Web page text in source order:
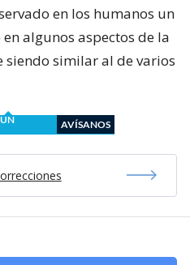
en los humanos un
algunos aspectos de la
similar al de varios
AVÍSANOS